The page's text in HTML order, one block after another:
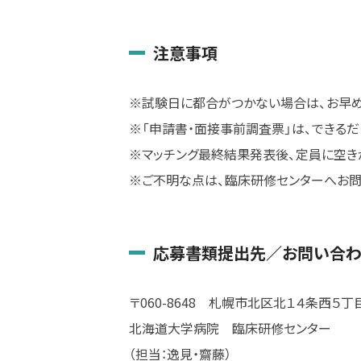
注意事項
※試験日に都合がつかない場合は、お早
※「申請書・面接事前調査票」は、できる
※マッチング最終結果発表後、定員に空
※ご不明な点は、臨床研修センターへお
応募書類提出先／お問い合
〒060-8648 札幌市北区北１４条西５丁
北海道大学病院 臨床研修センター
（担当：逸見・齋藤）